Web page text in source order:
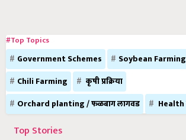
#Top Topics
Government Schemes Soybean Farming
Chili Farming
कृषी प्रक्रिया
Orchard planting / फळबाग लागवड
Health
Top Stories